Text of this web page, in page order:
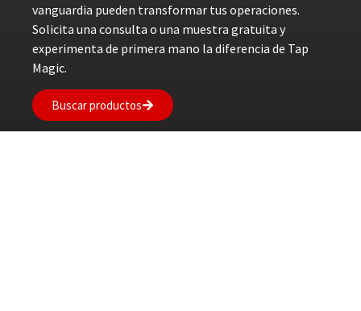
vanguardia pueden transformar tus operaciones.
Solicita una consulta o una muestra gratuita y
experimenta de primera mano la diferencia de Tap
Magic.
Buscar productos